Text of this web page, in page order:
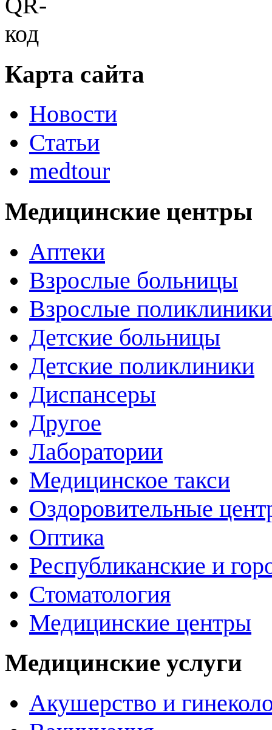
Карта сайта
Новости
Статьи
medtour
Медицинские центры
Аптеки
Взрослые больницы
Взрослые поликлиники
Детские больницы
Детские поликлиники
Диспансеры
Другое
Лаборатории
Медицинское такси
Оздоровительные
Оптика
Республиканские и
Стоматология
Медицинские центры
Медицинские услуги
Акушерство и